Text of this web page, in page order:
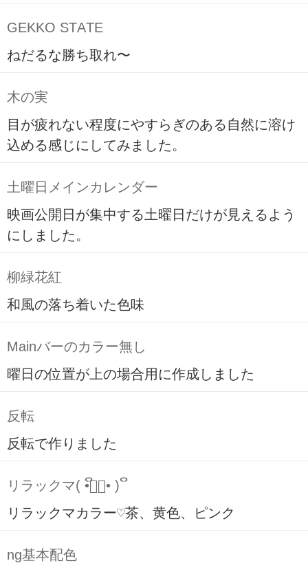
GEKKO STATE
ねだるな勝ち取れ〜
木の実
目が疲れない程度にやすらぎのある自然に溶け
込める感じにしてみました。
土曜日メインカレンダー
映画公開日が集中する土曜日だけが見えるよう
にしました。
柳緑花紅
和風の落ち着いた色味
Mainバーのカラー無し
曜日の位置が上の場合用に作成しました
反転
反転で作りました
リラックマ( ິ•ᆺ⃘• )ິ
リラックマカラー♡茶、黄色、ピンク
ng基本配色